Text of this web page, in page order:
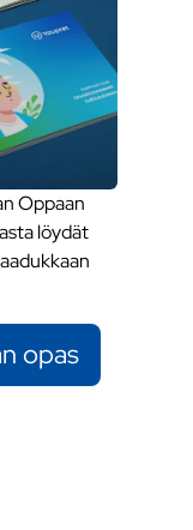
Oppaan
löydät
opas